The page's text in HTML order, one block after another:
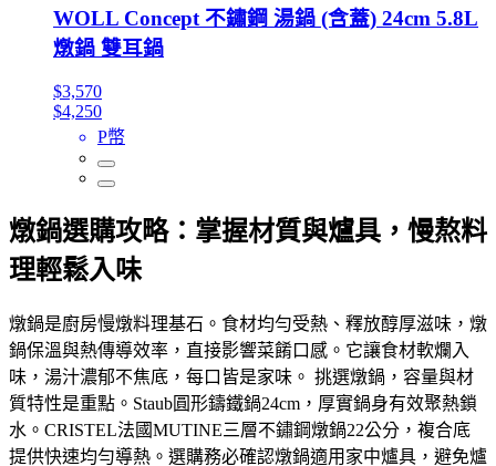
WOLL Concept 不鏽鋼 湯鍋 (含蓋) 24cm 5.8L
燉鍋 雙耳鍋
$3,570
$4,250
P幣
燉鍋選購攻略：掌握材質與爐具，慢熬料
理輕鬆入味
燉鍋是廚房慢燉料理基石。食材均勻受熱、釋放醇厚滋味，燉
鍋保溫與熱傳導效率，直接影響菜餚口感。它讓食材軟爛入
味，湯汁濃郁不焦底，每口皆是家味。 挑選燉鍋，容量與材
質特性是重點。Staub圓形鑄鐵鍋24cm，厚實鍋身有效聚熱鎖
水。CRISTEL法國MUTINE三層不鏽鋼燉鍋22公分，複合底
提供快速均勻導熱。選購務必確認燉鍋適用家中爐具，避免爐